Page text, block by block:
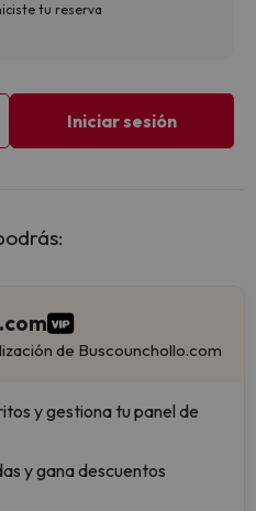
tu reserva
Iniciar sesión
de Buscounchollo.com
y gestiona tu panel de
y gana descuentos